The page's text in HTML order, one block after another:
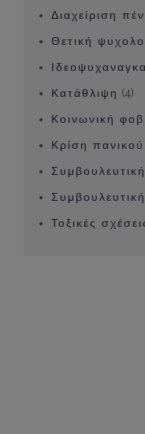
Διαχείριση
Θετική
Κατάθλιψη (4)
Κοινωνική
Κρίση πανικού
Τοξικές